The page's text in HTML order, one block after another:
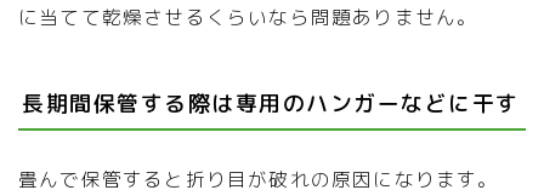
に当てて乾燥させるくらいなら問題ありません。
長期間保管する際は専用のハンガーなどに干す
畳んで保管すると折り目が破れの原因になります。